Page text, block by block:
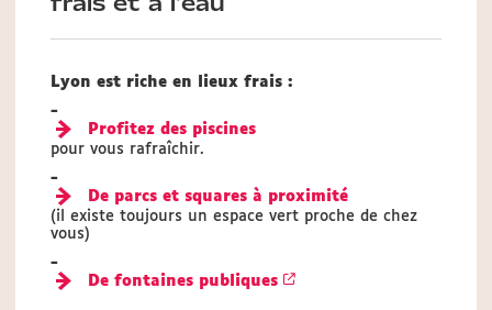
Lyon est riche en lieux frais :
-
Profitez des piscines
pour vous rafraîchir.
-
De parcs et squares à proximité
(il existe toujours un espace vert proche de chez
vous)
-
De fontaines publiques